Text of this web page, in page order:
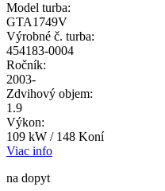
Model turba:
GTA1749V
Výrobné č. turba:
454183-0004
Ročník:
2003-
Zdvihový objem:
1.9
Výkon:
109 kW / 148 Koní
Viac info
na dopyt